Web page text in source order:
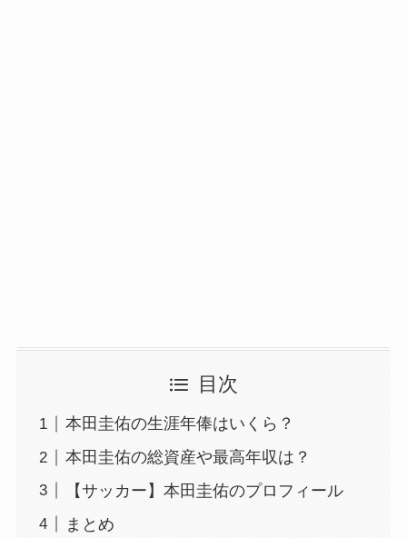
目次
本田圭佑の生涯年俸はいくら？
本田圭佑の総資産や最高年収は？
【サッカー】本田圭佑のプロフィール
まとめ